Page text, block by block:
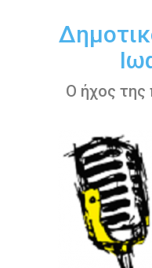
περιεχόμενο
Ο ήχος της